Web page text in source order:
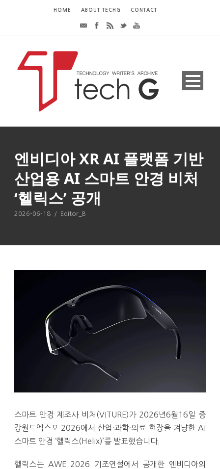
HOME ABOUT TECHG CONTACT
엔비디아 XR AI 플랫폼 기반
산업용 AI 스마트 안경 비처
‘헬릭스’ 공개
2026-06-18 / Editor_B
스마트 안경 제조사 비처(VITURE)가 2026년6월16일 증
강월드엑스포 2026에서 산업·과학·의료 현장을 겨냥한 AI
스마트 안경 ‘헬릭스(Helix)’를 발표했습니다.
헬릭스는 AWE 2026 기조연설에서 공개한 엔비디아의